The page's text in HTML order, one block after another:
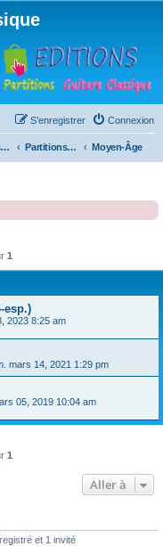
Connexion
S’enregistrer
Partitions pour guitare en libre téléchargement Partitions classées par compositeur Moyen-Âge
1
esp.)
2023 8:25 am
mars 14, 2021 1:29 pm
05, 2019 10:04 am
1
Aller à
et 1 invité